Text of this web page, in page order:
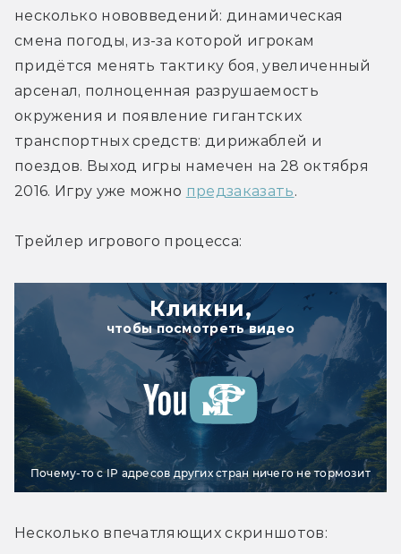
несколько нововведений: динамическая
смена погоды, из-за которой игрокам
придётся менять тактику боя, увеличенный
арсенал, полноценная разрушаемость
окружения и появление гигантских
транспортных средств: дирижаблей и
поездов. Выход игры намечен на 28 октября
2016. Игру уже можно предзаказать.
Трейлер игрового процесса:
Кликни,
чтобы посмотреть видео
Почему-то с IP адресов других стран ничего не тормозит
Несколько впечатляющих скриншотов: